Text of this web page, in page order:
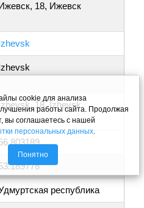
18, Ижевск
18, Izhevsk
республика
cookie для анализа
работы сайта. Продолжая
вы соглашаетесь с нашей
персональных данных.
Понятно